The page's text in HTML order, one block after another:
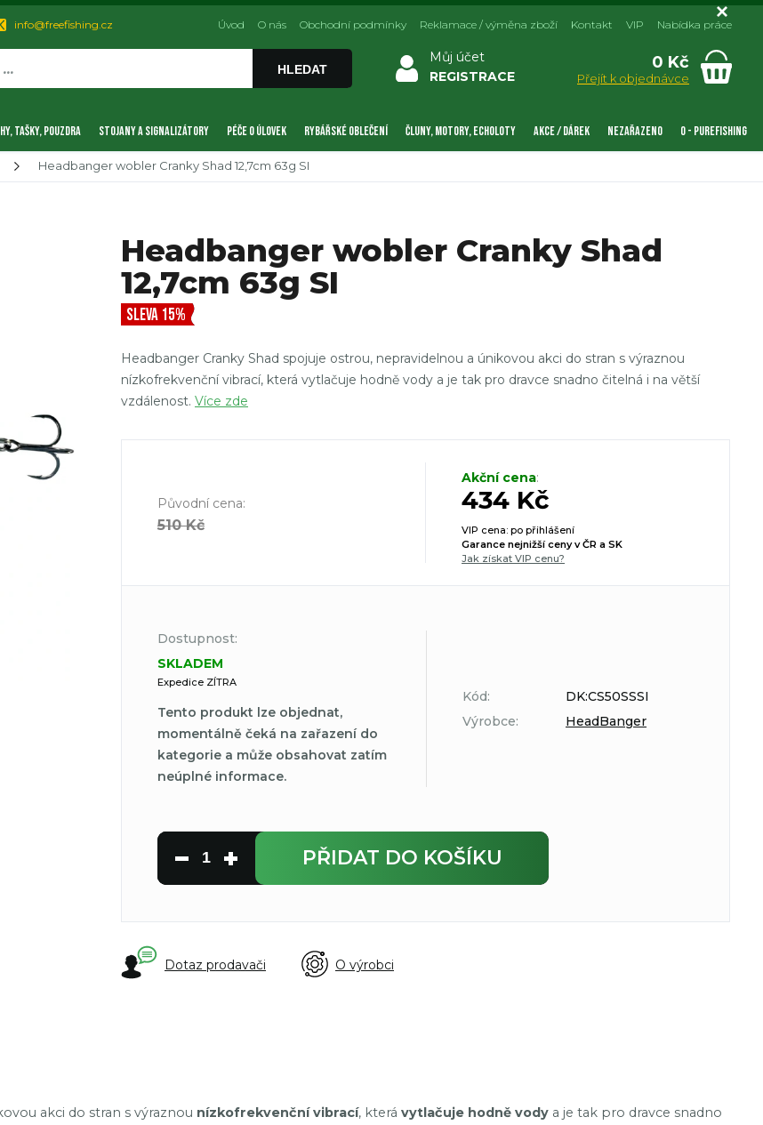
info@freefishing.cz
HLEDAT
Můj účet
REGISTRACE
0 Kč
Přejít k objednávce
Úvod O nás Obchodní podmínky Reklamace / výměna zboží Kontakt VIP Nabídka práce
TAŠKY, POUZDRA STOJANY A SIGNALIZÁTORY PÉČE O ÚLOVEK RYBÁŘSKÉ OBLEČENÍ ČLUNY, MOTORY, ECHOLOTY AKCE / DÁREK NEZAŘAZENO 0 - PUREFISHING
Headbanger wobler Cranky Shad 12,7cm 63g SI
Headbanger wobler Cranky Shad
12,7cm 63g SI
SLEVA 15%
Headbanger Cranky Shad spojuje ostrou, nepravidelnou a únikovou akci do stran s výraznou
nízkofrekvenční vibrací, která vytlačuje hodně vody a je tak pro dravce snadno čitelná i na větší
vzdálenost. Více zde
Původní cena:
510 Kč
Akční cena:
434 Kč
VIP cena: po přihlášení
Garance nejnižší ceny v ČR a SK
Jak získat VIP cenu?
Dostupnost:
SKLADEM
Expedice ZÍTRA
Tento produkt lze objednat,
momentálně čeká na zařazení do
kategorie a může obsahovat zatím
neúplné informace.
Kód:
DK:CS50SSSI
Výrobce:
HeadBanger
PŘIDAT DO KOŠÍKU
Dotaz prodavači O výrobci
akci do stran s výraznou nízkofrekvenční vibrací, která vytlačuje hodně vody a je tak pro dravce snadno